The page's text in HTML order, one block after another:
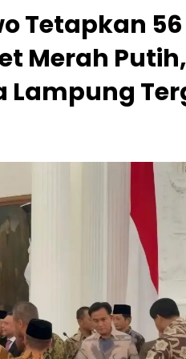
Tetapkan
Merah
Lampung